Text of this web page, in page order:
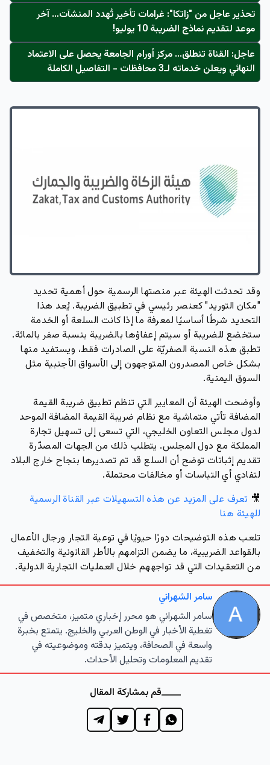
تحذير عاجل من "زاتكا": غرامات تأخير تُهدد المنشآت… آخر
موعد لتقديم نماذج الضريبة 10 يوليو!
عاجل: القناة تنطلق... مركز أورام الجامعة يحصل على الاعتماد
النهائي ويعلن خدماته لـ3 محافظات - التفاصيل الكاملة
وقد تحدثت الهيئة عبر منصتها الرسمية حول أهمية تحديد
"مكان التوريد" كعنصر رئيسي في تطبيق الضريبة. يُعد هذا
التحديد شرطًا أساسيًا لمعرفة ما إذا كانت السلعة أو الخدمة
ستخضع للضريبة أو سيتم إعفاؤها بالضريبة بنسبة صفر بالمائة.
تطبق هذه النسبة الصفريّة على الصادرات فقط، ويستفيد منها
بشكل خاص المصدرون المتوجهون إلى الأسواق الأجنبية مثل
السوق اليمنية.
وأوضحت الهيئة أن المعايير التي تنظم تطبيق ضريبة القيمة
المضافة تأتي متماشية مع نظام ضريبة القيمة المضافة الموحد
لدول مجلس التعاون الخليجي، التي تسعى إلى تسهيل تجارة
المملكة مع دول المجلس. يتطلب ذلك من الجهات المصدّرة
تقديم إثباتات توضح أن السلع قد تم تصديرها بنجاح خارج البلاد
لتفادي أي التباسات أو مخالفات محتملة.
🎥 تعرف على المزيد عن هذه التسهيلات عبر القناة الرسمية
للهيئة هنا
تلعب هذه التوضيحات دورًا حيويًا في توعية التجار ورجال الأعمال
بالقواعد الضريبية، ما يضمن التزامهم بالأطر القانونية والتخفيف
من التعقيدات التي قد تواجههم خلال العمليات التجارية الدولية.
سامر الشهراني
سامر الشهراني هو محرر إخباري متميز، متخصص في
تغطية الأخبار في الوطن العربي والخليج. يتمتع بخبرة
واسعة في الصحافة، ويتميز بدقته وموضوعيته في
تقديم المعلومات وتحليل الأحداث.
قم بمشاركة المقال